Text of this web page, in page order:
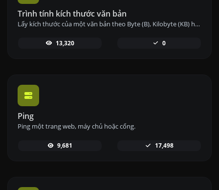
Trình tính kích thước văn bản
Lấy kích thước của một văn bản theo Byte (B), Kilobyte (KB) hoặc Megabyte (MB).
13,320 0
Ping
Ping một trang web, máy chủ hoặc cổng.
9,681 17,498